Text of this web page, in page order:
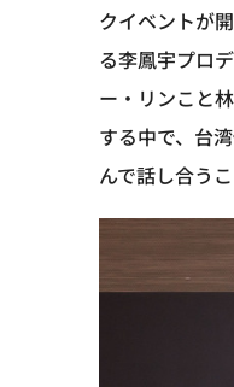
クイベントが
る李鳳宇プロ
ー・リンこと
する中で、台
んで話し合う